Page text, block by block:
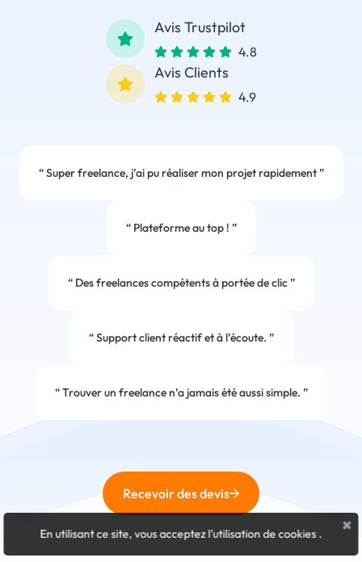
Avis Trustpilot
4.8
Avis Clients
4.9
“Super freelance, j’ai pu réaliser mon projet rapidement”
“Plateforme au top ! ”
“Des freelances compétents à portée de clic”
“Support client réactif et à l’écoute. ”
“Trouver un freelance n’a jamais été aussi simple. ”
Recevoir des devis
×
En utilisant ce site, vous acceptez l'utilisation de cookies.